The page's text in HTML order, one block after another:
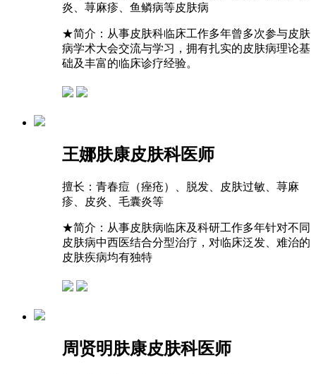
炎、荨麻疹、鱼鳞病等皮肤病
★简介：从事皮肤科临床工作多年曾多次参与皮肤
病学术大会交流与学习，拥有扎实的皮肤病理论基
础及丰富的临床诊疗经验。
王娜肤康皮肤科医师
擅长： 青春痘（痤疮）、脱发、皮肤过敏、荨麻
疹、皮炎、毛囊炎等
★简介：从事皮肤病临床及科研工作多年针对不同
皮肤病中西医结合分型治疗，对临床泛发、难治的
皮肤疾病均有独特
周贤明肤康皮肤科医师